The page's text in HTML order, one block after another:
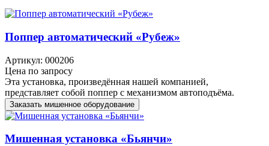
Поппер автоматический «Рубеж»
Артикул: 000206
Цена по запросу
Эта установка, произведённая нашей компанией,
представляет собой поппер с механизмом автоподъёма.
Заказать мишенное оборудование
Мишенная установка «Бьянчи»